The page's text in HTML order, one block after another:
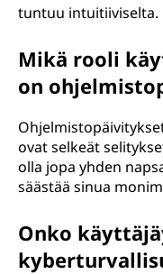
tuntuu intuitiiviselta.
Mikä rooli
on
ovat selkeät
olla jopa yhden
säästää sinua
Onko